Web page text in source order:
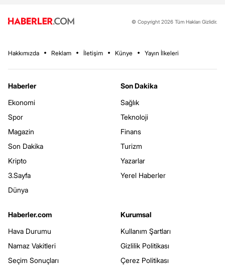
© Copyright 2026 Tüm Hakları Gizlidir.
Hakkımızda Reklam İletişim Künye Yayın İlkeleri
Haberler
Ekonomi
Spor
Magazin
Son Dakika
Kripto
3.Sayfa
Dünya
Son Dakika
Sağlık
Teknoloji
Finans
Turizm
Yazarlar
Yerel Haberler
Haberler.com
Hava Durumu
Namaz Vakitleri
Seçim Sonuçları
Kurumsal
Kullanım Şartları
Gizlilik Politikası
Çerez Politikası